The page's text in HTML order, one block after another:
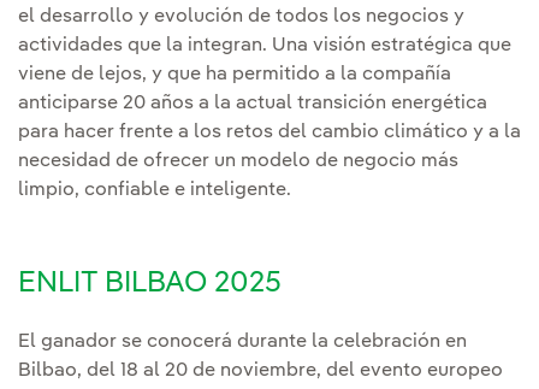
el desarrollo y evolución de todos los negocios y
actividades que la integran. Una visión estratégica que
viene de lejos, y que ha permitido a la compañía
anticiparse 20 años a la actual transición energética
para hacer frente a los retos del cambio climático y a la
necesidad de ofrecer un modelo de negocio más
limpio, confiable e inteligente.
ENLIT BILBAO 2025
El ganador se conocerá durante la celebración en
Bilbao, del 18 al 20 de noviembre, del evento europeo